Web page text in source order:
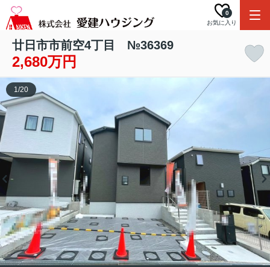
お気に入り
0
廿日市市前空4丁目 №36369
2,680万円
1/20